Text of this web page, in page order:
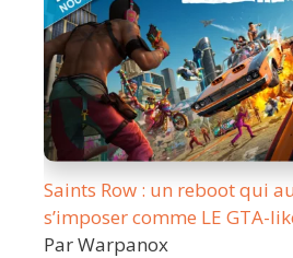
Saints Row : un reboot qui
s’imposer comme LE GTA-
Par Warpanox